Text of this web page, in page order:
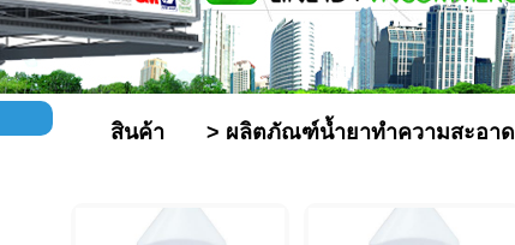
สินค้า > ผลิตภัณฑ์น้ำยาทำความสะอาด